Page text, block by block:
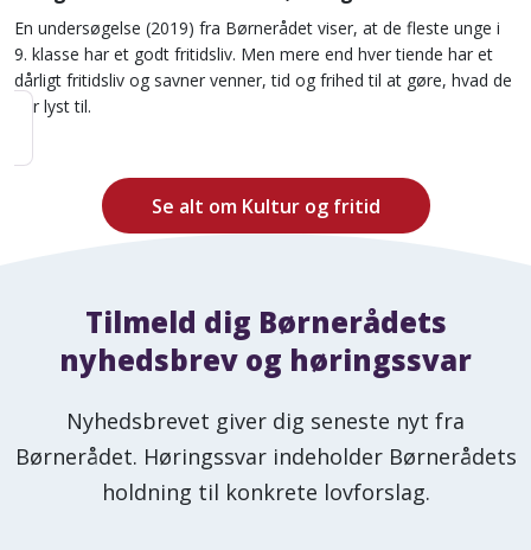
En undersøgelse (2019) fra Børnerådet viser, at de fleste unge i
9. klasse har et godt fritidsliv. Men mere end hver tiende har et
dårligt fritidsliv og savner venner, tid og frihed til at gøre, hvad de
har lyst til.
Se alt om Kultur og fritid
Tilmeld dig Børnerådets
nyhedsbrev og høringssvar
Nyhedsbrevet giver dig seneste nyt fra
Børnerådet. Høringssvar indeholder Børnerådets
holdning til konkrete lovforslag.